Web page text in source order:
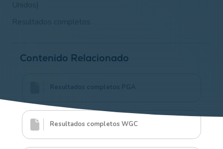
Unidos)
Contenido Relacionado
Resultados completos WGC